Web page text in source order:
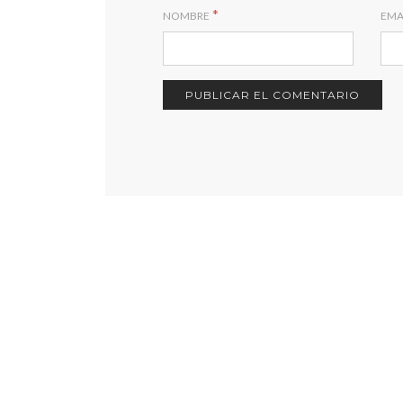
NOMBRE *